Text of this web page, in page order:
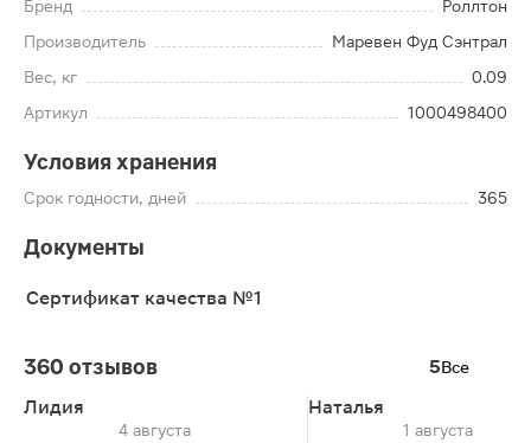
Бренд
Роллтон
Производитель
Маревен Фуд Сэнтрал
Вес, кг
0.09
Артикул
1000498400
Условия хранения
Срок годности, дней 365
Документы
Сертификат качества №1
360 отзывов 5Все
Лидия
4 августа
Наталья
1 августа